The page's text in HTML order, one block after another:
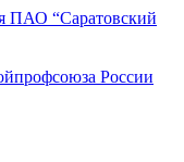
России